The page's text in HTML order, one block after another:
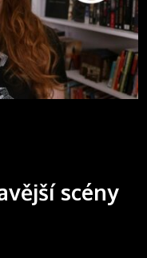
scény